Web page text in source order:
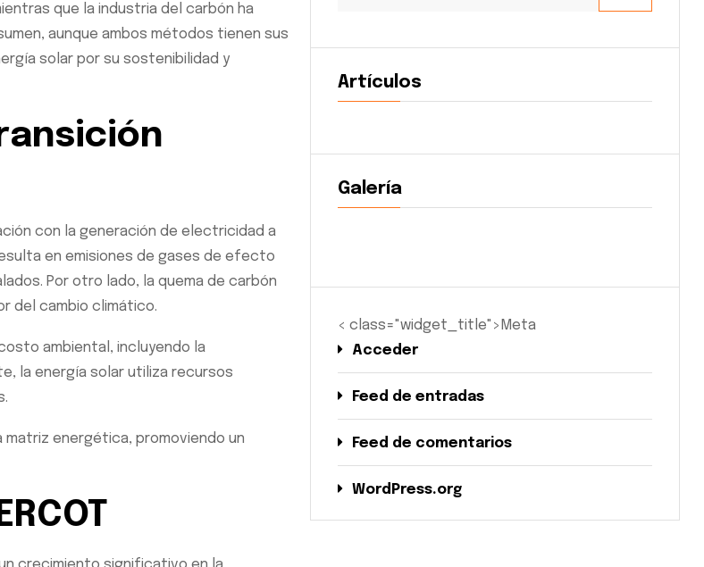
que la industria del carbón ha
aunque ambos métodos tienen sus
solar por su sostenibilidad y
con la generación de electricidad a
en emisiones de gases de efecto
Por otro lado, la quema de carbón
del cambio climático.
ambiental, incluyendo la
la energía solar utiliza recursos
energética, promoviendo un
Artículos
Galería
< class="widget_title">Meta
Acceder
Feed de entradas
Feed de comentarios
WordPress.org